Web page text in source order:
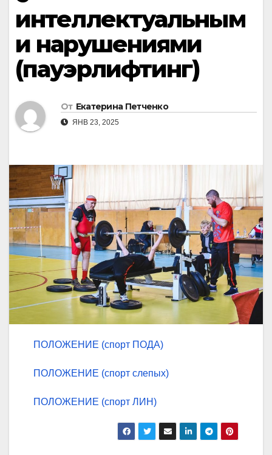
интеллектуальным
и нарушениями
(пауэрлифтинг)
От Екатерина Петченко
ЯНВ 23, 2025
ПОЛОЖЕНИЕ (спорт ПОДА)
ПОЛОЖЕНИЕ (спорт слепых)
ПОЛОЖЕНИЕ (спорт ЛИН)